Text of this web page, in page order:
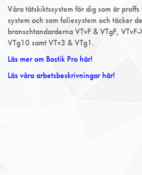
Våra tätskiktssystem för dig som är
system och som foliesystem och täcker
branschtandarderna VTvF & VTgF,
VTg10 samt VTv3 & VTg1.
Läs mer om Bostik Pro här!
Läs våra arbetsbeskrivningar här!